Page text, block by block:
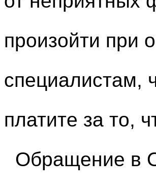
произойти при
специалистам,
платите за то,
Обращение в